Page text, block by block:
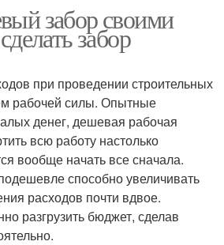
забор своими
забор
при проведении строительных
рабочей силы. Опытные
денег, дешевая рабочая
всю работу настолько
вообще начать все сначала.
способно увеличивать
расходов почти вдвое.
разгрузить бюджет, сделав